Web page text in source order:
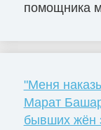
помощника
"Меня
Марат
бывших жён